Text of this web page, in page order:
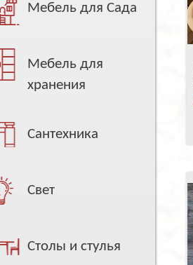
Мебель для Сада
Мебель для
хранения
Сантехника
Свет
Столы и стулья